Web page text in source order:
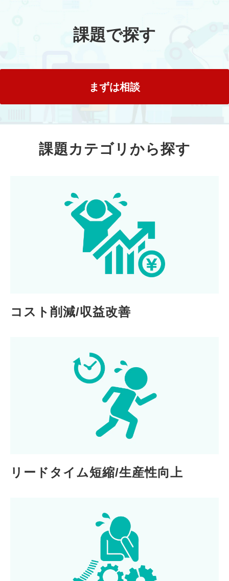
課題で探す
まずは相談
課題カテゴリから探す
コスト削減/収益改善
リードタイム短縮/生産性向上